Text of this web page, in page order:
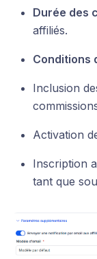
Durée des
affiliés.
Conditions
Inclusion
Activation
Inscription
tant que